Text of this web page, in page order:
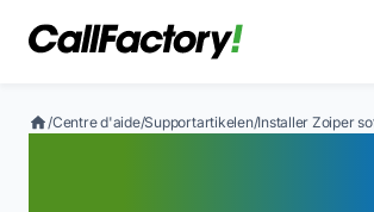
/Centre d'aide/Supportartikelen/Installer Zoiper